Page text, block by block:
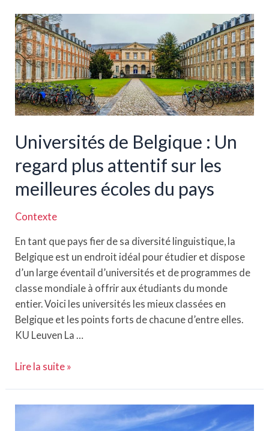
:
Histoire,
famille
royale
et
palais
Universités de Belgique : Un
regard plus attentif sur les
meilleures écoles du pays
Contexte
En tant que pays fier de sa diversité linguistique, la
Belgique est un endroit idéal pour étudier et dispose
d’un large éventail d’universités et de programmes de
classe mondiale à offrir aux étudiants du monde
entier. Voici les universités les mieux classées en
Belgique et les points forts de chacune d’entre elles.
KU Leuven La …
Universités
Lire la suite »